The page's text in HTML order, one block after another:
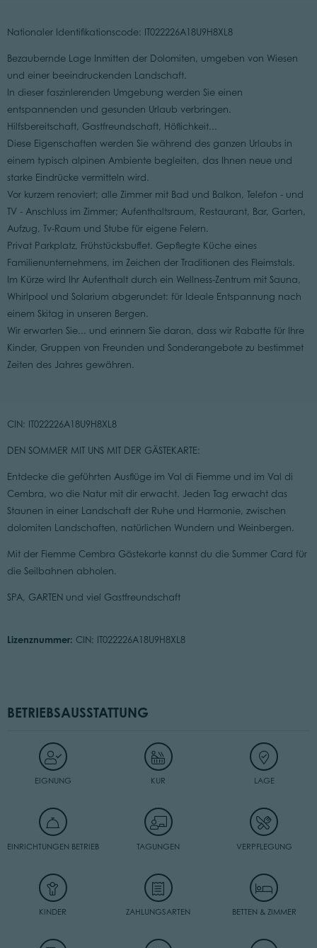
Nationaler Identifikationscode: IT022226A18U9H8XL8
Bezaubernde Lage Inmitten der Dolomiten, umgeben von Wiesen
und einer beeindruckenden Landschaft.
In dieser faszinlerenden Umgebung werden Sie einen
entspannenden und gesunden Urlaub verbringen.
Hilfsbereitschaft, Gastfreundschaft, Höflichkeit...
Diese Eigenschaften werden Sie während des ganzen Urlaubs in
einem typisch alpinen Ambiente begleiten, das Ihnen neue und
starke Eindrücke vermitteln wird.
Vor kurzem renoviert; alle Zimmer mit Bad und Balkon, Telefon - und
TV - Anschluss im Zimmer; Aufenthaltsraum, Restaurant, Bar, Garten,
Aufzug, Tv-Raum und Stube für eigene Felern.
Privat Parkplatz, Frühstücksbuffet. Gepflegte Küche eines
Familienunternehmens, im Zeichen der Traditionen des Fleimstals.
Im Kürze wird Ihr Aufenthalt durch ein Wellness-Zentrum mit Sauna,
Whirlpool und Solarium abgerundet: für Ideale Entspannung nach
einem Skitag in unseren Bergen.
Wir erwarten Sie... und erinnern Sie daran, dass wir Rabatte für Ihre
Kinder, Gruppen von Freunden und Sonderangebote zu bestimmet
Zeiten des Jahres gewähren.
CIN: IT022226A18U9H8XL8
DEN SOMMER MIT UNS MIT DER GÄSTEKARTE:
Entdecke die geführten Ausflüge im Val di Fiemme und im Val di
Cembra, wo die Natur mit dir erwacht. Jeden Tag erwacht das
Staunen in einer Landschaft der Ruhe und Harmonie, zwischen
dolomiten Landschaften, natürlichen Wundern und Weinbergen.
Mit der Fiemme Cembra Gästekarte kannst du die Summer Card für
die Seilbahnen abholen.
SPA, GARTEN und viel Gastfreundschaft
Lizenznummer: CIN: IT022226A18U9H8XL8
BETRIEBSAUSSTATTUNG
EIGNUNG KUR LAGE
EINRICHTUNGEN BETRIEB TAGUNGEN VERPFLEGUNG
KINDER ZAHLUNGSARTEN BETTEN & ZIMMER